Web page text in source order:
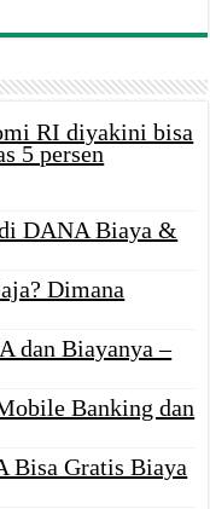
RI diyakini bisa
5 persen
DANA Biaya &
Dimana
dan Biayanya –
Banking dan
Bisa Gratis Biaya